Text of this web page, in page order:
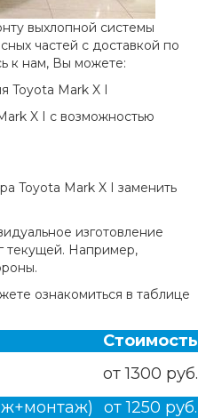
выхлопной системы
частей с доставкой по
к нам, Вы можете:
Toyota Mark X I
X I с возможностью
Toyota Mark X I заменить
изготовление
текущей. Например,
ознакомиться в таблице
Стоимость
от 1300 руб.
от 1250 руб.